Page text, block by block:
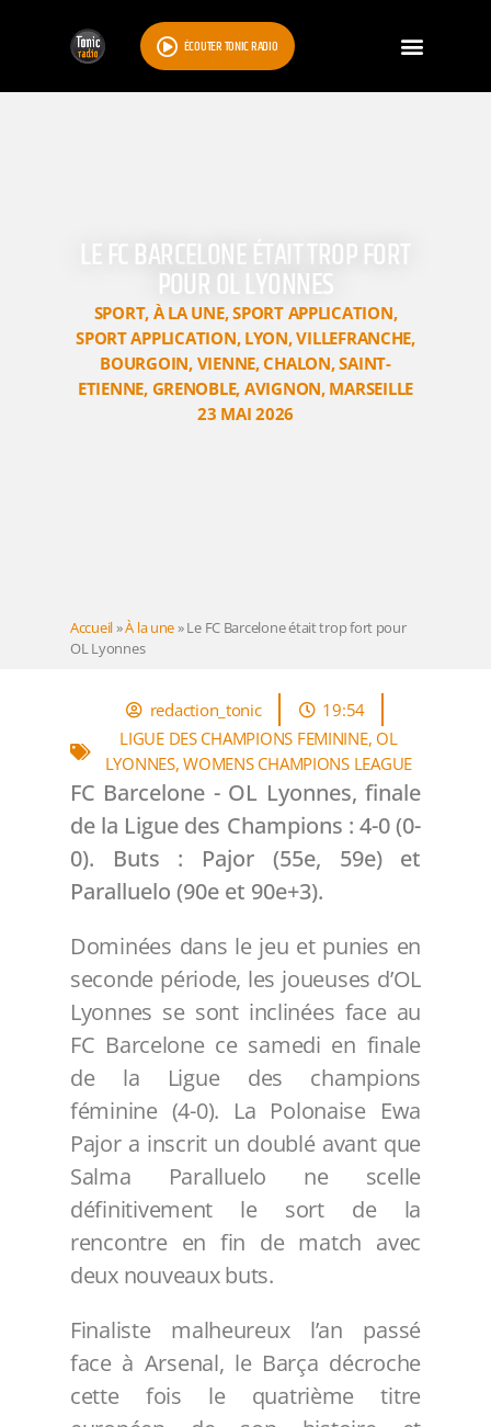
ÉCOUTER TONIC RADIO
LE FC BARCELONE ÉTAIT TROP FORT
POUR OL LYONNES
SPORT, À LA UNE,SPORT APPLICATION,
SPORT APPLICATION, LYON,VILLEFRANCHE,
BOURGOIN, VIENNE,CHALON,SAINT-
ETIENNE, GRENOBLE, AVIGNON, MARSEILLE
23 MAI 2026
Accueil»À la une»Le FC Barcelone était trop fort pour
OL Lyonnes
redaction_tonic
19:54
LIGUE DES CHAMPIONS FEMININE, OL
LYONNES,WOMENS CHAMPIONS LEAGUE
FC Barcelone - OL Lyonnes, finale
de la Ligue des Champions : 4-0 (0-
0). Buts : Pajor (55e, 59e)
et
Paralluelo (90e et 90e+3).
Dominées dans le jeu et punies en
seconde période, les joueuses d’OL
Lyonnes se sont inclinées face au
FC Barcelone ce samedi en finale
de la Ligue des champions
féminine (4-0). La Polonaise Ewa
Pajor a inscrit un doublé avant que
Salma Paralluelo ne scelle
définitivement le sort de la
rencontre en fin de match avec
deux nouveaux buts.
Finaliste malheureux l’an passé
face à Arsenal, le Barça décroche
cette fois le quatrième titre